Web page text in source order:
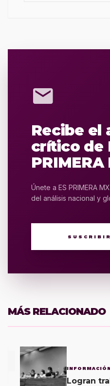
mail
Recibe el
crítico de
PRIMERA
Únete a ES PRIMERA
del análisis nacional y
MÁS RELACIONADO
Logran